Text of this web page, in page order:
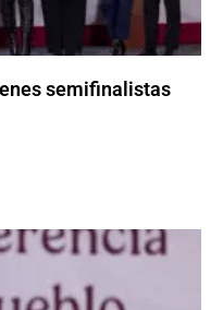
semifinalistas